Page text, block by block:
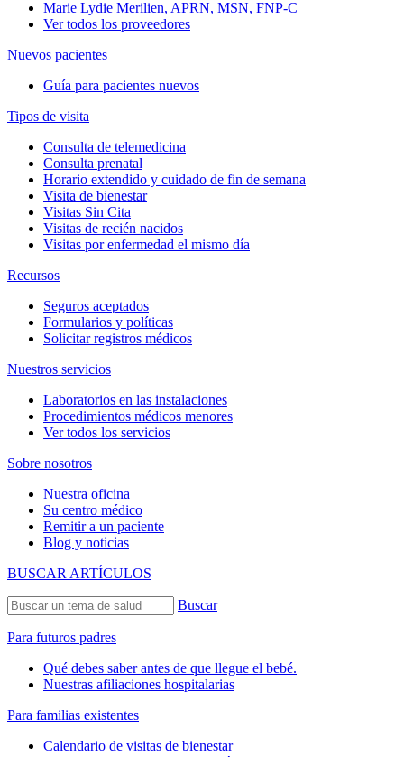
Marie Lydie Merilien, APRN, MSN, FNP-C
Ver todos los proveedores
Nuevos pacientes
Guía para pacientes nuevos
Tipos de visita
Consulta de telemedicina
Consulta prenatal
Horario extendido y cuidado de fin de semana
Visita de bienestar
Visitas Sin Cita
Visitas de recién nacidos
Visitas por enfermedad el mismo día
Recursos
Seguros aceptados
Formularios y políticas
Solicitar registros médicos
Nuestros servicios
Laboratorios en las instalaciones
Procedimientos médicos menores
Ver todos los servicios
Sobre nosotros
Nuestra oficina
Su centro médico
Remitir a un paciente
Blog y noticias
BUSCAR ARTÍCULOS
Buscar
Para futuros padres
Qué debes saber antes de que llegue el bebé.
Nuestras afiliaciones hospitalarias
Para familias existentes
Calendario de visitas de bienestar